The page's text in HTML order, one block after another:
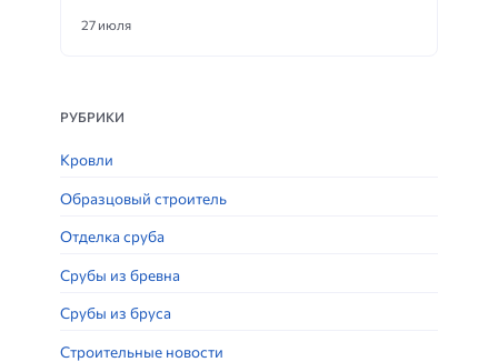
27 июля
РУБРИКИ
Кровли
Образцовый строитель
Отделка сруба
Срубы из бревна
Срубы из бруса
Строительные новости